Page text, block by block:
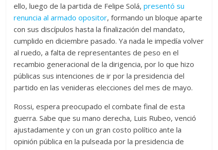
ello, luego de la partida de Felipe Solá,presentó su
renuncia al armado opositor, formando un bloque aparte
con sus discípulos hasta la finalización del mandato,
cumplido en diciembre pasado. Ya nada le impedía volver
al ruedo, a falta de representantes de peso en el
recambio generacional de la dirigencia, por lo que hizo
públicas sus intenciones de ir por la presidencia del
partido en las venideras elecciones del mes de mayo.
Rossi, espera preocupado el combate final de esta
guerra. Sabe que su mano derecha, Luis Rubeo, venció
ajustadamente y con un gran costo político ante la
opinión pública en la pulseada por la presidencia de